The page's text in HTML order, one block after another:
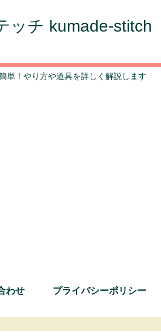
ッチ kumade-stitch
単！やり方や道具を詳しく解説します
わせ プライバシーポリシー